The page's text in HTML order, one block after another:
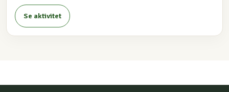
Se aktivitet